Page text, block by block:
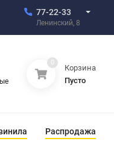
77-22-33
Ленинский, 8
0
Корзина
Пусто
Распродажа